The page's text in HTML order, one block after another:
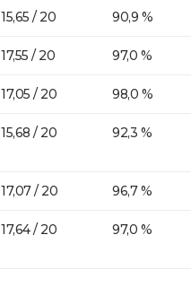
15,65 / 20 90,9 %
17,55 / 20 97,0 %
17,05 / 20 98,0 %
15,68 / 20 92,3 %
17,07 / 20 96,7 %
17,64 / 20 97,0 %